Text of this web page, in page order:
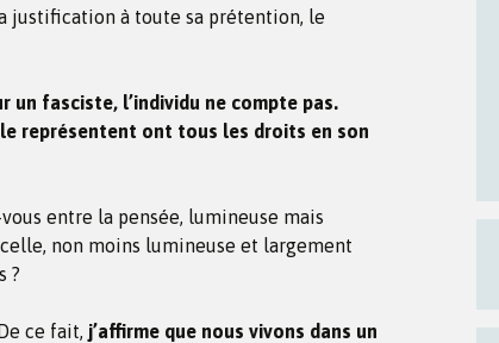
justification à toute sa prétention, le
un fasciste, l’individu ne compte pas.
représentent ont tous les droits en son
entre la pensée, lumineuse mais
non moins lumineuse et largement
?
ce fait, j’affirme que nous vivons dans un